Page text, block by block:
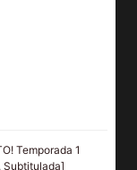
Temporada 1
Subtitulada]